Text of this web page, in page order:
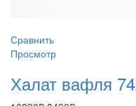
Сравнить
Просмотр
Халат вафля